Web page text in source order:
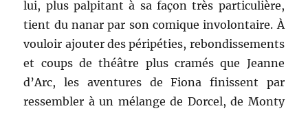
lui, plus palpitant à sa façon très particulière,
tient du nanar par son comique involontaire. À
vouloir ajouter des péripéties, rebondissements
et coups de théâtre plus cramés que Jeanne
d’Arc, les aventures de Fiona finissent par
ressembler à un mélange de Dorcel, de Monty